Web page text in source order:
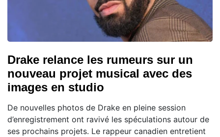
Drake relance les rumeurs sur un
nouveau projet musical avec des
images en studio
De nouvelles photos de Drake en pleine session
d’enregistrement ont ravivé les spéculations autour de
ses prochains projets. Le rappeur canadien entretient